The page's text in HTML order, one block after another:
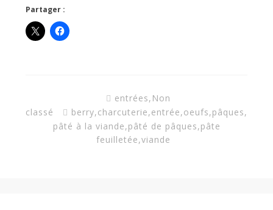
Partager :
entrées, Non
classé
berry,charcuterie,entrée,oeufs,pâques,
pâté à la viande,pâté de pâques,pâte
feuilletée,viande